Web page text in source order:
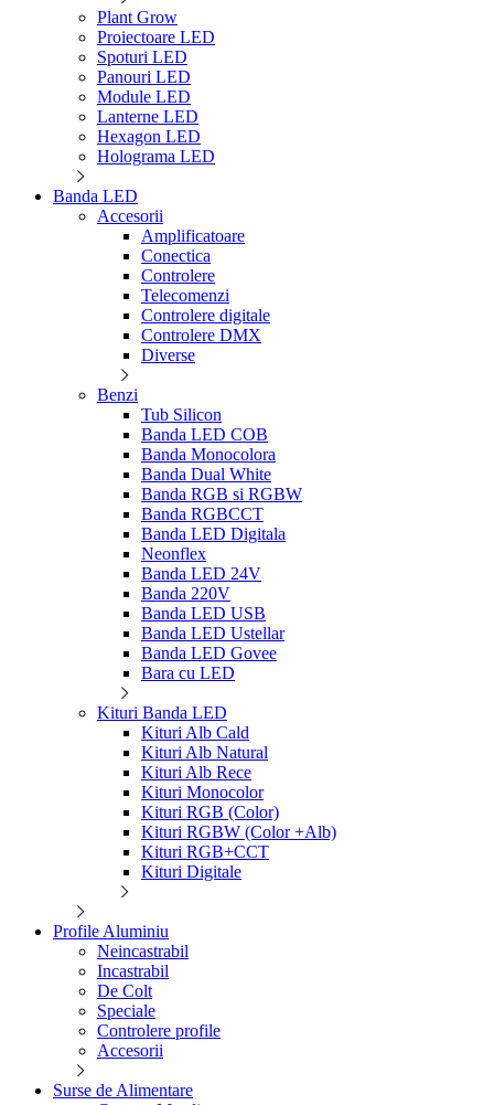
Plant Grow
Proiectoare LED
Spoturi LED
Panouri LED
Module LED
Lanterne LED
Hexagon LED
Holograma LED
Banda LED
Accesorii
Amplificatoare
Conectica
Controlere
Telecomenzi
Controlere digitale
Controlere DMX
Diverse
Benzi
Tub Silicon
Banda LED COB
Banda Monocolora
Banda Dual White
Banda RGB si RGBW
Banda RGBCCT
Banda LED Digitala
Neonflex
Banda LED 24V
Banda 220V
Banda LED USB
Banda LED Ustellar
Banda LED Govee
Bara cu LED
Kituri Banda LED
Kituri Alb Cald
Kituri Alb Natural
Kituri Alb Rece
Kituri Monocolor
Kituri RGB (Color)
Kituri RGBW (Color +Alb)
Kituri RGB+CCT
Kituri Digitale
Profile Aluminiu
Neincastrabil
Incastrabil
De Colt
Speciale
Controlere profile
Accesorii
Surse de Alimentare